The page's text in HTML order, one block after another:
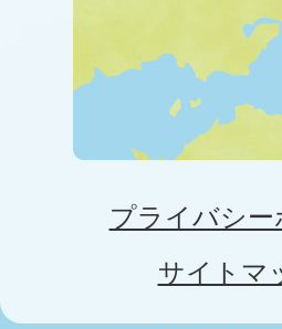
プライバシー
サイトマ